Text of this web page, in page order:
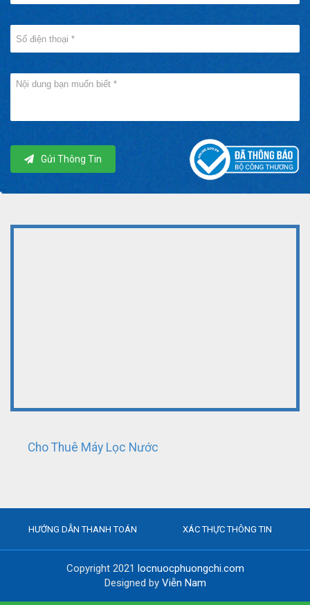
Gửi Thông Tin
Cho Thuê Máy Lọc Nước
HƯỚNG DẪN THANH TOÁN XÁC THỰC THÔNG TIN
Copyright 2021 locnuocphuongchi.com
Designed by Viễn Nam